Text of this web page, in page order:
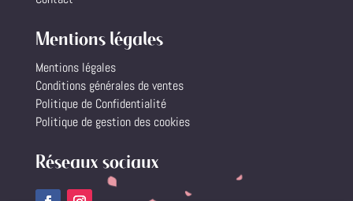
Mentions légales
Mentions légales
Conditions générales de ventes
Politique de Confidentialité
Politique de gestion des cookies
Réseaux sociaux